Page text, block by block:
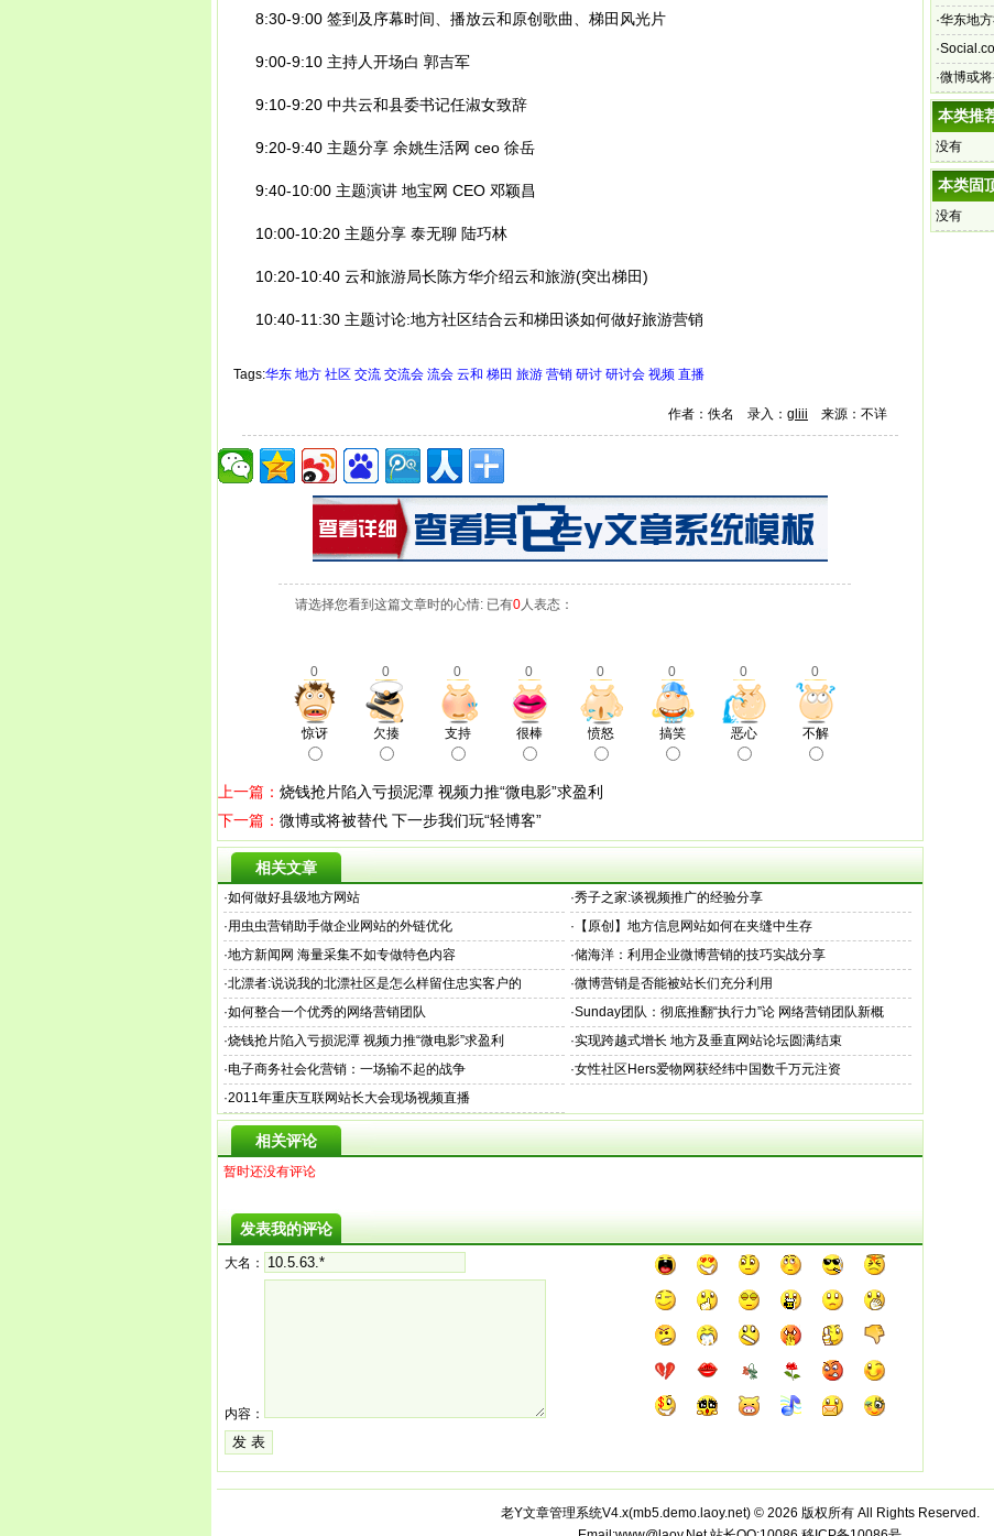
8:30-9:00 签到及序幕时间、播放云和原创歌曲、梯田风光片
9:00-9:10 主持人开场白 郭吉军
9:10-9:20 中共云和县委书记任淑女致辞
9:20-9:40 主题分享 余姚生活网 ceo 徐岳
9:40-10:00 主题演讲 地宝网 CEO 邓颖昌
10:00-10:20 主题分享 泰无聊 陆巧林
10:20-10:40 云和旅游局长陈方华介绍云和旅游(突出梯田)
10:40-11:30 主题讨论:地方社区结合云和梯田谈如何做好旅游营销
Tags:华东 地方 社区 交流 交流会 流会 云和 梯田 旅游 营销 研讨 研讨会 视频 直播
作者：佚名 录入： gliii 来源：不详
请选择您看到这篇文章时的心情: 已有0人表态：
0 0 0 0 0 0 0 0
惊讶 欠揍 支持 很棒 愤怒 搞笑 恶心 不解
上一篇： 烧钱抢片陷入亏损泥潭 视频力推“微电影”求盈利
下一篇： 微博或将被替代 下一步我们玩“轻博客”
相关文章
·如何做好县级地方网站 ·秀子之家:谈视频推广的经验分享
·用虫虫营销助手做企业网站的外链优化 · 【原创】地方信息网站如何在夹缝中生存
·地方新闻网 海量采集不如专做特色内容 ·储海洋：利用企业微博营销的技巧实战分享
·北漂者:说说我的北漂社区是怎么样留住忠实客户的 ·微博营销是否能被站长们充分利用
·如何整合一个优秀的网络营销团队 ·Sunday团队：彻底推翻“执行力”论 网络营销团队新概
念“态度力
·烧钱抢片陷入亏损泥潭 视频力推“微电影”求盈利 ·实现跨越式增长 地方及垂直网站论坛圆满结束
·电子商务社会化营销：一场输不起的战争 ·女性社区Hers爱物网获经纬中国数千万元注资
·2011年重庆互联网站长大会现场视频直播
相关评论
暂时还没有评论
发表我的评论
大名：
内容：
·华东地
视频直播
·
·微博或
本类推
没有
本类固
没有
老Y文章管理系统V4.x(mb5.demo.laoy.net) © 2026 版权所有 All Rights Reserved.